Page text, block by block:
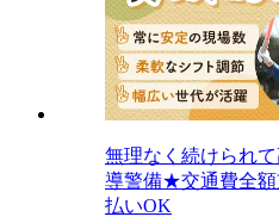
無理なく続けられ
導警備★交通費全額
払いOK